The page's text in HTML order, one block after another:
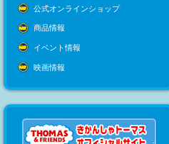
公式オンラインショップ
商品情報
イベント情報
映画情報